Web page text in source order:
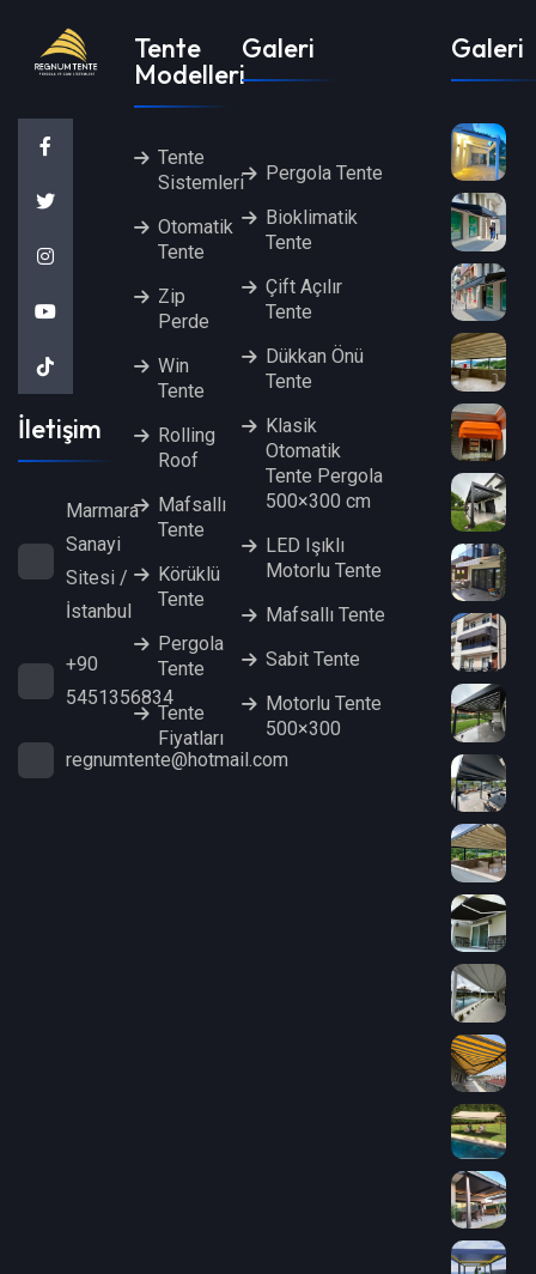
İletişim
Marmara
Sanayi
Sitesi /
İstanbul
+90
5451356834
regnumtente@hotmail.com
Tente
Modelleri
Tente
Sistemleri
Otomatik
Tente
Zip
Perde
Win
Tente
Rolling
Roof
Mafsallı
Tente
Körüklü
Tente
Pergola
Tente
Tente
Fiyatları
Galeri
Pergola Tente
Bioklimatik
Tente
Çift Açılır
Tente
Dükkan Önü
Tente
Klasik
Otomatik
Tente Pergola
500×300 cm
LED Işıklı
Motorlu Tente
Mafsallı Tente
Sabit Tente
Motorlu Tente
500×300
Galeri